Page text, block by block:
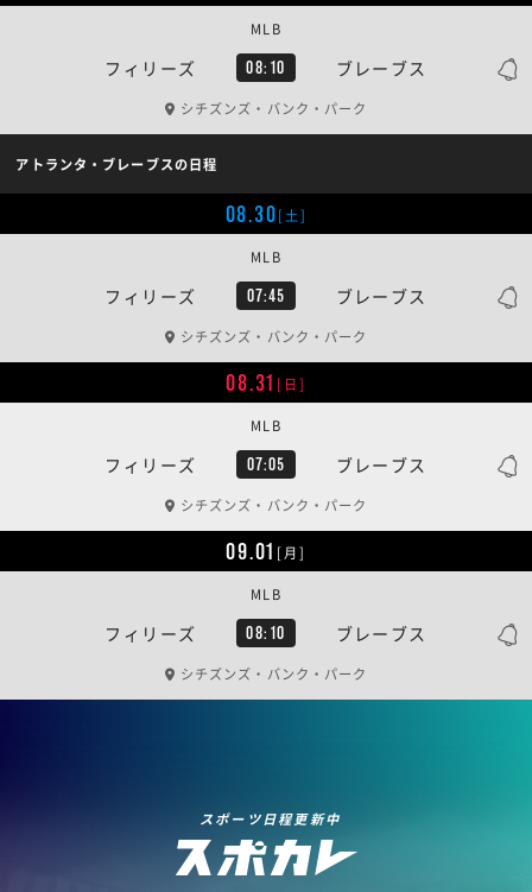
フィリーズ 08:10 ブレーブス
MLB
シチズンズ・バンク・パーク
アトランタ・ブレーブスの日程
08.30[土]
フィリーズ 07:45 ブレーブス
MLB
シチズンズ・バンク・パーク
08.31 [日]
フィリーズ 07:05 ブレーブス
MLB
シチズンズ・バンク・パーク
09.01 [月]
フィリーズ 08:10 ブレーブス
MLB
シチズンズ・バンク・パーク
スポーツ日程更新中